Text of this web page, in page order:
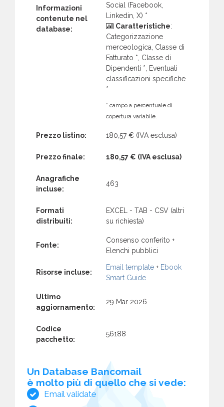
Informazioni
contenute nel
database:
Social (Facebook,
Linkedin, X) *
Caratteristiche:
Categorizzazione
merceologica, Classe di
Fatturato *, Classe di
Dipendenti *, Eventuali
classificazioni specifiche
*
* campo a percentuale di
copertura variabile.
Prezzo listino: 180,57 € (IVA esclusa)
Prezzo finale: 180,57 € (IVA esclusa)
Anagrafiche
incluse:
463
Formati
distribuiti:
EXCEL - TAB - CSV (altri
su richiesta)
Fonte:
Consenso conferito +
Elenchi pubblici
Risorse incluse:
Email template + Ebook
Smart Guide
Ultimo
aggiornamento:
29 Mar 2026
Codice
pacchetto:
56188
Un Database Bancomail
è molto più di quello che si vede:
Email validate